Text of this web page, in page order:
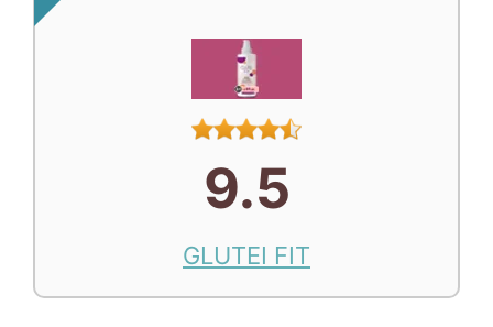
9.5
GLUTEI FIT